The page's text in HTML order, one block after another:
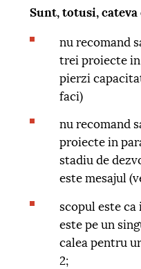
Sunt, totusi,
nu recomand
trei proiecte
pierzi
faci)
nu recomand
proiecte in
stadiu de
este mesajul
scopul este
este pe un
calea pentru
2;